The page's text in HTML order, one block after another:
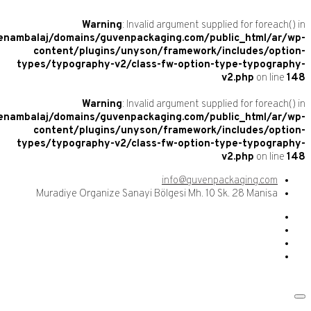
Warning: Invalid argument supplied
/home/guvenambalaj/domains/guvenpackaging.com/
content/plugins/unyson/framework/
types/typography-v2/class-fw-option-type-
v2.php
Warning: Invalid argument supplied
/home/guvenambalaj/domains/guvenpackaging.com/
content/plugins/unyson/framework/
types/typography-v2/class-fw-option-type-
v2.php
Muradiye Organize Sanayi Bölgesi Mh. 10 Sk. 28